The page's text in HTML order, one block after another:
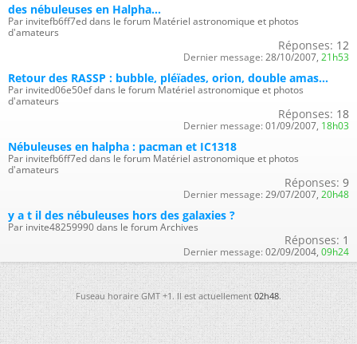
des nébuleuses en Halpha...
Par invitefb6ff7ed dans le forum Matériel astronomique et photos
d'amateurs
Réponses: 12
Dernier message: 28/10/2007, 21h53
Retour des RASSP : bubble, pléïades, orion, double amas...
Par invited06e50ef dans le forum Matériel astronomique et photos
d'amateurs
Réponses: 18
Dernier message: 01/09/2007, 18h03
Nébuleuses en halpha : pacman et IC1318
Par invitefb6ff7ed dans le forum Matériel astronomique et photos
d'amateurs
Réponses: 9
Dernier message: 29/07/2007, 20h48
y a t il des nébuleuses hors des galaxies ?
Par invite48259990 dans le forum Archives
Réponses: 1
Dernier message: 02/09/2004, 09h24
Fuseau horaire GMT +1. Il est actuellement02h48.